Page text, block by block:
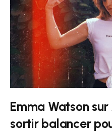
Emma Watson
sortir balancer